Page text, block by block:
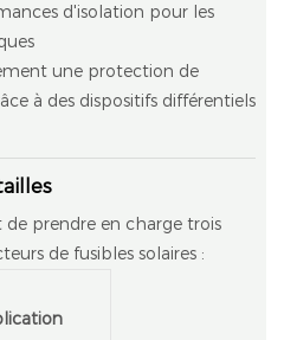
d'isolation pour les
une protection de
à des dispositifs différentiels
prendre en charge trois
de fusibles solaires :